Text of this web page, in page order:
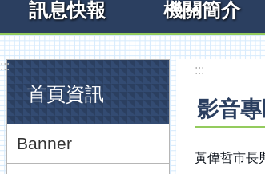
訊息快報 機關簡介
:::
首頁資訊
Banner
:::
影音
黃偉哲市長